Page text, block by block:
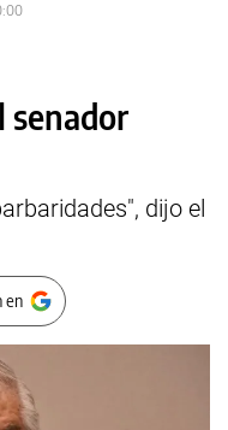
senador
dijo el
en